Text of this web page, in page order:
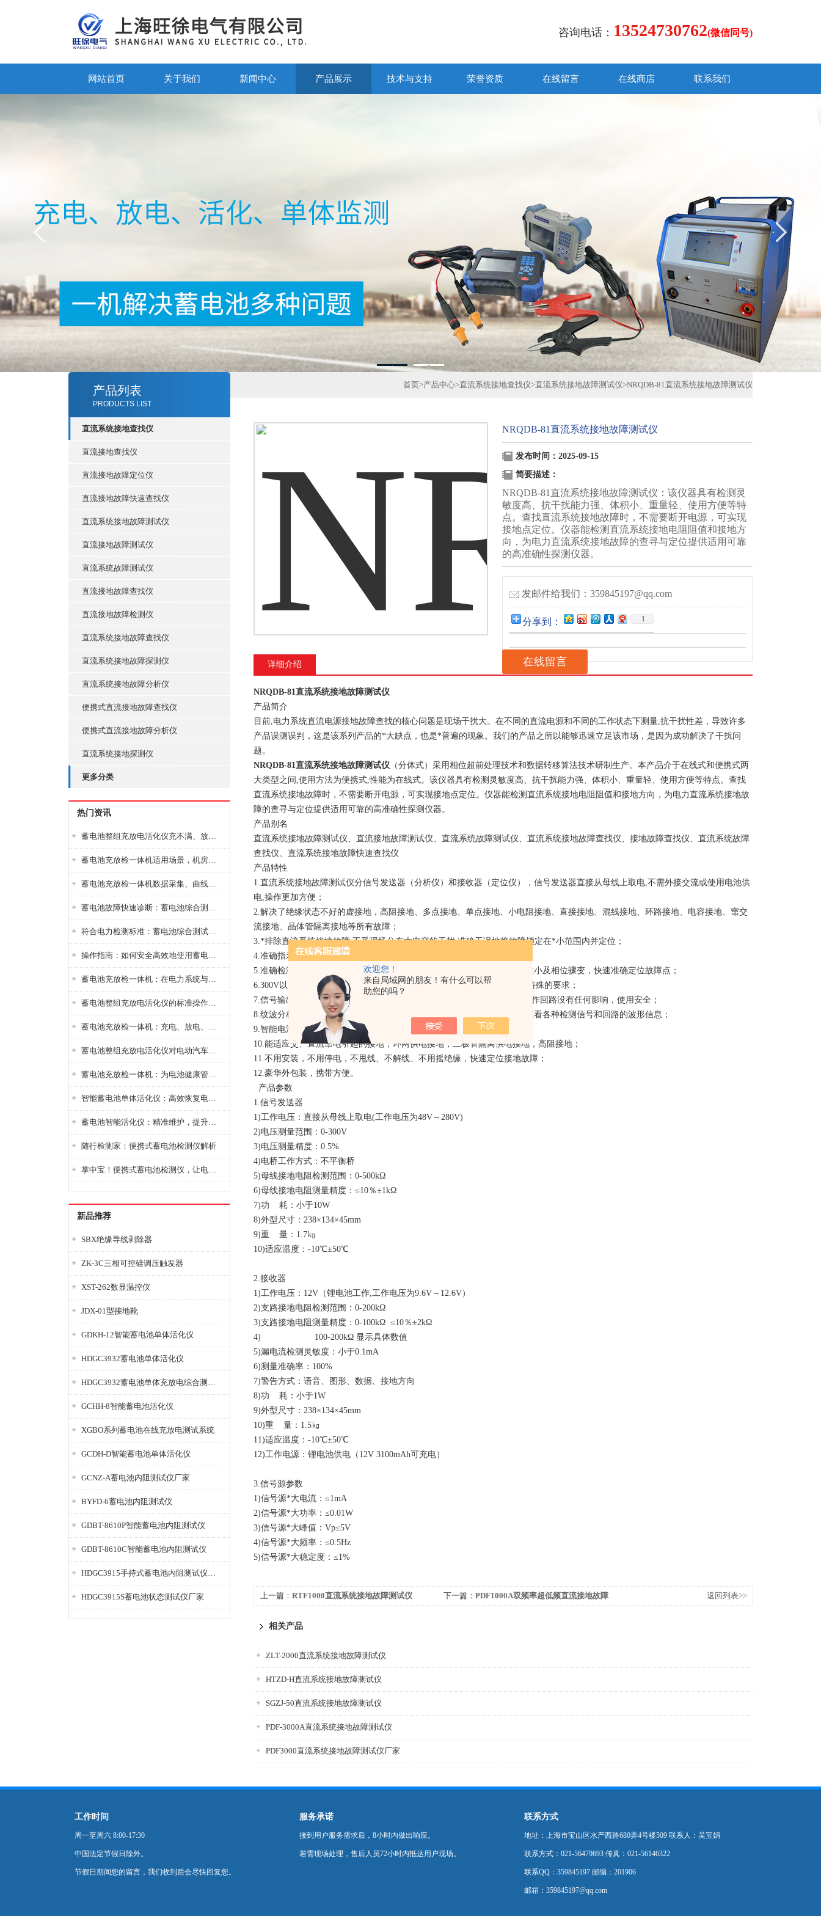
欢迎您！
来自局域网的朋友！有什么可以帮
助您的吗？
咨询电话： 13524730762(微信同号)
网站首页 关于我们 新闻中心 产品展示 技术与支持 荣誉资质 在线留言 在线商店 联系我们
1 2
产品列表
PRODUCTS LIST
直流系统接地查找仪
直流接地查找仪
直流接地故障定位仪
直流接地故障快速查找仪
直流系统接地故障测试仪
直流接地故障测试仪
直流系统故障测试仪
直流接地故障查找仪
直流接地故障检测仪
直流系统接地故障查找仪
直流系统接地故障探测仪
直流系统接地故障分析仪
便携式直流接地故障查找仪
便携式直流接地故障分析仪
直流系统接地探测仪
更多分类
热门资讯
蓄电池整组充放电活化仪充不满、放不完怎么办？
蓄电池充放检一体机适用场景，机房基站变电站铅酸蓄电池维护检测应用
蓄电池充放检一体机数据采集、曲线分析与电池健康状态智能评估功能详解
蓄电池故障快速诊断：蓄电池综合测试仪判断落后电池的方法与标准
符合电力检测标准：蓄电池综合测试仪测试规范与精度校准方法详解
操作指南：如何安全高效地使用蓄电池智能活化仪？
蓄电池充放检一体机：在电力系统与储能设备中的创新应用，确保蓄电池性能与可靠性
蓄电池整组充放电活化仪的标准操作流程：从接线设置到充放电参数设定的安全规范
蓄电池充放检一体机：充电、放电、检测三功能集成设备
蓄电池整组充放电活化仪对电动汽车电池有帮助吗？
蓄电池充放检一体机：为电池健康管理提供一站式解决方案
智能蓄电池单体活化仪：高效恢复电池性能，延长蓄电池使用寿命
蓄电池智能活化仪：精准维护，提升电池健康状态
随行检测家：便携式蓄电池检测仪解析
掌中宝！便携式蓄电池检测仪，让电池检测变得简单又快捷！
新品推荐
SBX绝缘导线剥除器
ZK-3C三相可控硅调压触发器
XST-262数显温控仪
JDX-01型接地靴
GDKH-12智能蓄电池单体活化仪
HDGC3932蓄电池单体活化仪
HDGC3932蓄电池单体充放电综合测试仪
GCHH-8智能蓄电池活化仪
XGBO系列蓄电池在线充放电测试系统
GCDH-D智能蓄电池单体活化仪
GCNZ-A蓄电池内阻测试仪厂家
BYFD-6蓄电池内阻测试仪
GDBT-8610P智能蓄电池内阻测试仪
GDBT-8610C智能蓄电池内阻测试仪
HDGC3915手持式蓄电池内阻测试仪厂家
HDGC3915S蓄电池状态测试仪厂家
首页>产品中心>直流系统接地查找仪>直流系统接地故障测试仪>NRQDB-81直流系统接地故障测试仪
NRQDB-81直流系统接地故障测试仪
发布时间：2025-09-15
简要描述：
NRQDB-81直流系统接地故障测试仪：该仪器具有检测灵
敏度高、抗干扰能力强、体积小、重量轻、使用方便等特
点。查找直流系统接地故障时，不需要断开电源，可实现
接地点定位。仪器能检测直流系统接地电阻阻值和接地方
向，为电力直流系统接地故障的查寻与定位提供适用可靠
的高准确性探测仪器。
发邮件给我们：359845197@qq.com
分享到： 1
在线留言
详细介绍
NRQDB-81直流系统接地故障测试仪
产品简介
目前,电力系统直流电源接地故障查找的核心问题是现场干扰大。在不同的直流电源和不同的工作状态下测量,抗干扰性差，导致许多
产品误测误判，这是该系列产品的*大缺点，也是*普遍的现象。我们的产品之所以能够迅速立足该市场，是因为成功解决了干扰问
题。
NRQDB-81直流系统接地故障测试仪 （分体式）采用相位超前处理技术和数据转移算法技术研制生产。本产品介于在线式和便携式两
大类型之间,使用方法为便携式,性能为在线式。该仪器具有检测灵敏度高、抗干扰能力强、体积小、重量轻、使用方便等特点。查找
直流系统接地故障时，不需要断开电源，可实现接地点定位。仪器能检测直流系统接地电阻阻值和接地方向，为电力直流系统接地故
障的查寻与定位提供适用可靠的高准确性探测仪器。
产品别名
直流系统接地故障测试仪、直流接地故障测试仪、直流系统故障测试仪、直流系统接地故障查找仪、接地故障查找仪、直流系统故障
查找仪、直流系统接地故障快速查找仪
产品特性
1.直流系统接地故障测试仪分信号发送器（分析仪）和接收器（定位仪），信号发送器直接从母线上取电,不需外接交流或使用电池供
电,操作更加方便；
2.解决了绝缘状态不好的虚接地，高阻接地、多点接地、单点接地、小电阻接地、直接接地、混线接地、环路接地、电容接地、窜交
流接地、晶体管隔离接地等所有故障；
3.*排除直流系统接地故障,不受现场分布大电容的干扰,准确无误地将故障锁定在*小范围内并定位；
4.准确指示接地信号电流方向，语音解说，快速查找接地故障点；
5.准确检测线路泄露电流的大小和相位，根据接地故障点前后泄露电流的大小及相位骤变，快速准确定位故障点；
6.300V以下的直流系统共用一套直流接地探测器，没有对直流电压有其他特殊的要求；
7.信号输出功率：＜0.15W，内设限流保护，对继电保护、自动化装置、操作回路没有任何影响，使用安全；
8.纹波分析与数字示波器功能：采用频谱分析功能，解决各种干扰信号，查看各种检测信号和回路的波形信息；
9.智能电流钳，自动检测电流钳开、闭状态，大、小钳口通用；
10.能适应交、直流窜电引起的接地，环网供电接地，二极管隔离供电接地，高阻接地；
11.不用安装，不用停电，不甩线、不解线、不用摇绝缘，快速定位接地故障；
12.豪华外包装，携带方便。
产品参数
1.信号发送器
1)工作电压：直接从母线上取电(工作电压为48V～280V)
2)电压测量范围：0-300V
3)电压测量精度：0.5%
4)电桥工作方式：不平衡桥
5)母线接地电阻检测范围：0-500kΩ
6)母线接地电阻测量精度：≤10％±1kΩ
7)功 耗：小于10W
8)外型尺寸：238×134×45mm
9)重 量：1.7㎏
10)适应温度：-10℃±50℃
2.接收器
1)工作电压：12V（锂电池工作,工作电压为9.6V～12.6V）
2)支路接地电阻检测范围：0-200kΩ
3)支路接地电阻测量精度：0-100kΩ ≤10％±2kΩ
4) 100-200kΩ 显示具体数值
5)漏电流检测灵敏度：小于0.1mA
6)测量准确率：100%
7)警告方式：语音、图形、数据、接地方向
8)功 耗：小于1W
9)外型尺寸：238×134×45mm
10)重 量：1.5㎏
11)适应温度：-10℃±50℃
12)工作电源：锂电池供电（12V 3100mAh可充电）
3.信号源参数
1)信号源*大电流：≤1mA
2)信号源*大功率：≤0.01W
3)信号源*大峰值：Vp≤5V
4)信号源*大频率：≤0.5Hz
5)信号源*大稳定度：≤1%
上一篇： RTF1000直流系统接地故障测试仪 下一篇： PDF1000A双频率超低频直流接地故障
返回列表>>
相关产品
ZLT-2000直流系统接地故障测试仪
HTZD-H直流系统接地故障测试仪
SGZJ-50直流系统接地故障测试仪
PDF-3000A直流系统接地故障测试仪
PDF3000直流系统接地故障测试仪厂家
工作时间
周一至周六 8:00-17:30
中国法定节假日除外。
节假日期间您的留言，我们收到后会尽快回复您。
服务承诺
接到用户服务需求后，8小时内做出响应。
若需现场处理，售后人员72小时内抵达用户现场。
联系方式
地址：上海市宝山区水产西路680弄4号楼509 联系人：吴宝娟
联系方式：021-56479693 传真：021-56146322
联系QQ：359845197 邮编：201906
邮箱：359845197@qq.com